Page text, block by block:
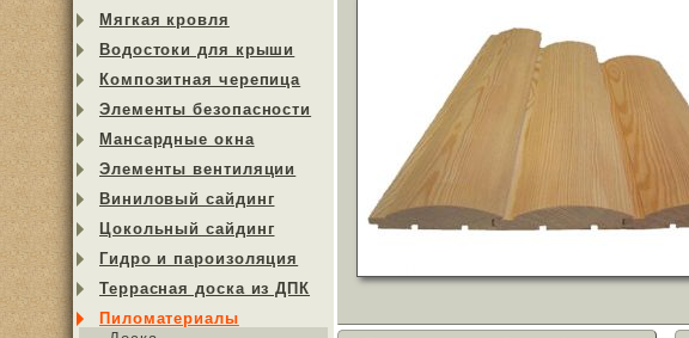
Мягкая кровля
Водостоки для крыши
Композитная черепица
Элементы безопасности
Мансардные окна
Элементы вентиляции
Виниловый сайдинг
Цокольный сайдинг
Гидро и пароизоляция
Террасная доска из ДПК
Пиломатериалы